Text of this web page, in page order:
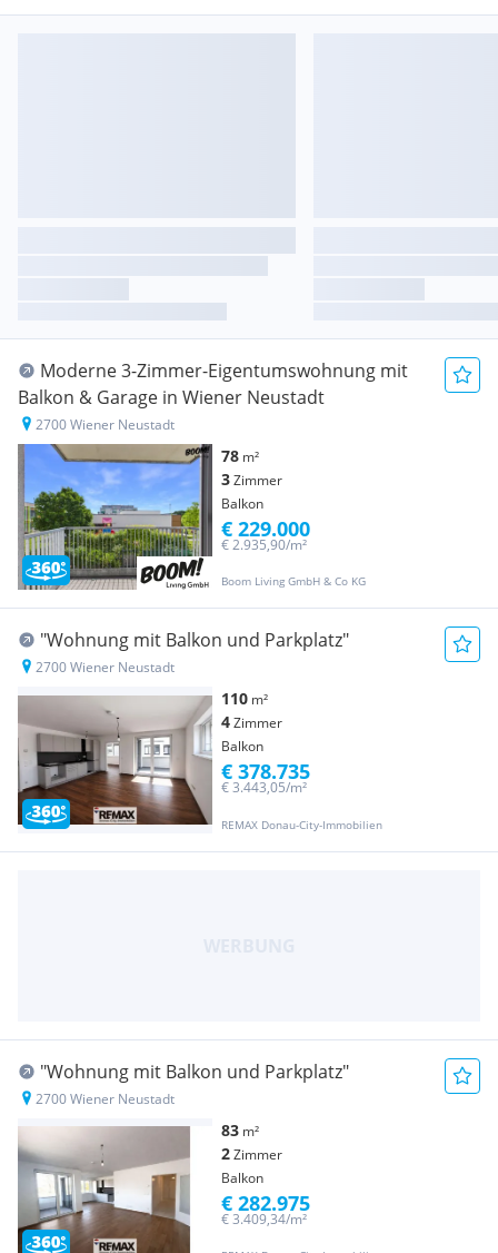
Moderne 3-Zimmer-Eigentumswohnung mit
Balkon & Garage in Wiener Neustadt
2700 Wiener Neustadt
78 m²
3Zimmer
Balkon
Boom Living GmbH & Co KG
€ 2.935,90/m²
€ 229.000
"Wohnung mit Balkon und Parkplatz"
2700 Wiener Neustadt
110 m²
4Zimmer
Balkon
REMAX Donau-City-Immobilien
€ 3.443,05/m²
€ 378.735
"Wohnung mit Balkon und Parkplatz"
2700 Wiener Neustadt
83 m²
2Zimmer
Balkon
€ 3.409,34/m²
€ 282.975